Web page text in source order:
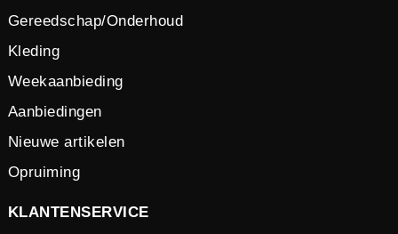
Gereedschap/Onderhoud
Kleding
Weekaanbieding
Aanbiedingen
Nieuwe artikelen
Opruiming
KLANTENSERVICE